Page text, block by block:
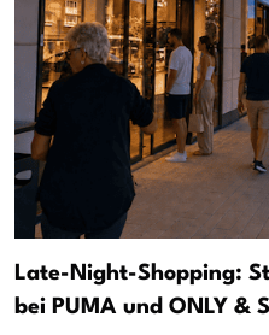
Late-Night-Shopping:
bei PUMA und ONLY &